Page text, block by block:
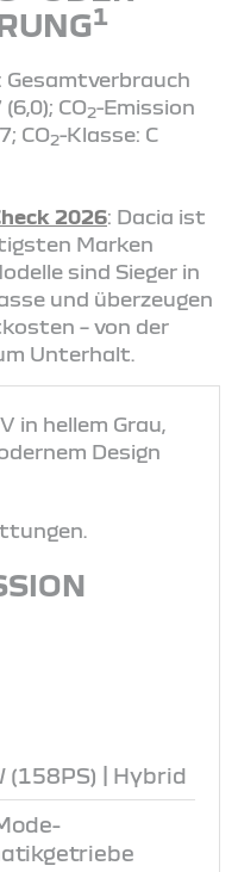
1
Gesamtverbrauch
CO2-Emission
CO2-Klasse: C
2026: Dacia ist
Marken
sind Sieger in
und überzeugen
– von der
Unterhalt.
(158PS) | Hybrid